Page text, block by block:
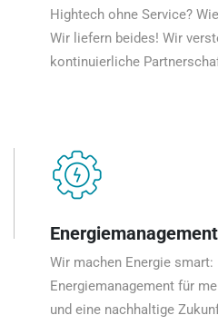
Hightech ohne Service?
Wir liefern beides! Wir
kontinuierliche
Energiemanagement
Wir machen Energie
Energiemanagement für
und eine nachhaltige